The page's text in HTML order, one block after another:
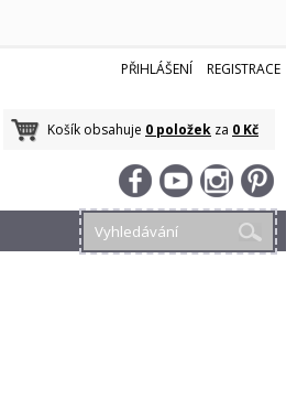
PŘIHLÁŠENÍ REGISTRACE
Košík obsahuje 0 položek za 0 Kč